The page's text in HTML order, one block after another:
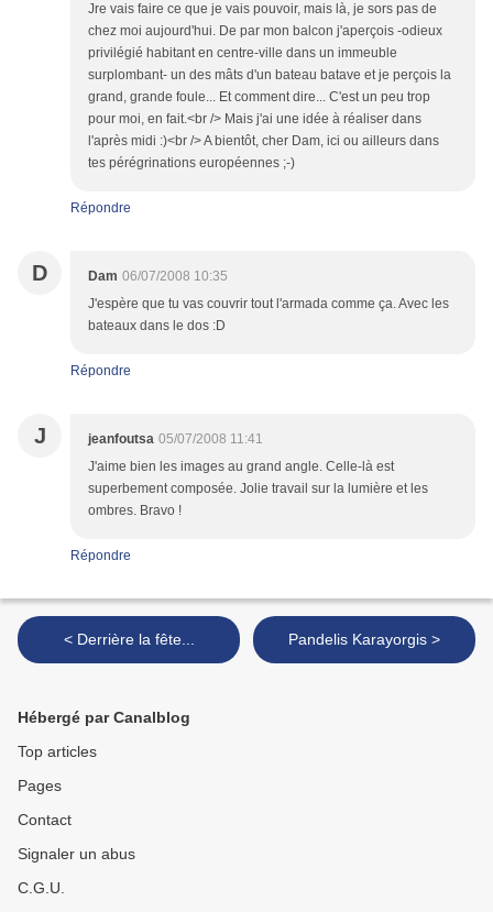
Jre vais faire ce que je vais pouvoir, mais là, je sors pas de
chez moi aujourd'hui. De par mon balcon j'aperçois -odieux
privilégié habitant en centre-ville dans un immeuble
surplombant- un des mâts d'un bateau batave et je perçois la
grand, grande foule... Et comment dire... C'est un peu trop
pour moi, en fait.<br /> Mais j'ai une idée à réaliser dans
l'après midi :)<br /> A bientôt, cher Dam, ici ou ailleurs dans
tes pérégrinations européennes ;-)
Répondre
D Dam 06/07/2008 10:35
J'espère que tu vas couvrir tout l'armada comme ça. Avec les
bateaux dans le dos :D
Répondre
J jeanfoutsa 05/07/2008 11:41
J'aime bien les images au grand angle. Celle-là est
superbement composée. Jolie travail sur la lumière et les
ombres. Bravo !
Répondre
< Derrière la fête... Pandelis Karayorgis >
Hébergé par Canalblog
Top articles
Pages
Contact
Signaler un abus
C.G.U.